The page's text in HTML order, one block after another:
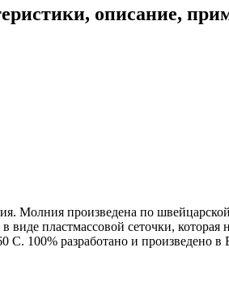
описание,
Молния произведена по
пластмассовой сеточки, которая
C. 100% разработано и произведено в